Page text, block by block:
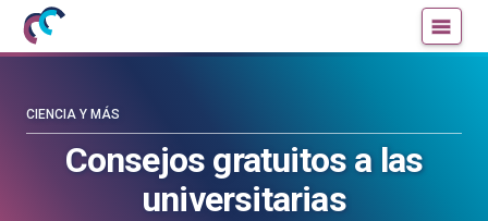
Mujeres
con
blog
Consejos gratuitos a las
universitarias
CIENCIA Y MÁS